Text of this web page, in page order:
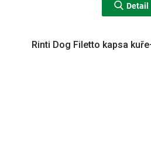
Detail
Rinti Dog Filetto kapsa